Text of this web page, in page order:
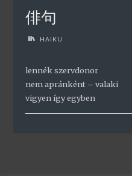
俳句
HAIKU
lennék szervdonor
nem apránként – valaki
vigyen így egyben